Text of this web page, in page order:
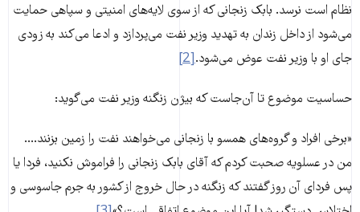
نظام است نرسد. بابک زنجانی که از سوی لایه‌های امنیتی و سپاهی حمایت
می‌شود از داخل زندان به تهدید وزیر نفت می‌پردازد و ادعا می‌کند به زودی
جای او با وزیر نفت عوض می‌شود.[2]
حساسیت موضوع تا آن‌جاست که بیژن زنگنه وزیر نفت می‌گوید:‌
«برخی‌ افراد و گروه‌های همسو با زنجانی می‌خواهند نفت را زمین بزنند....
من در عسلویه صحبت کردم که آقای بابک زنجانی را فراموش نکنید، فردا یا
پس فردای آن روز گفتند که زنگنه در حال خروج از کشور به جرم جاسوسی و